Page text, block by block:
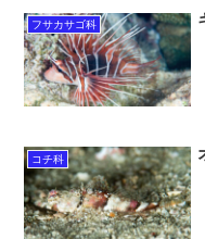
フサカサゴ科
コチ科